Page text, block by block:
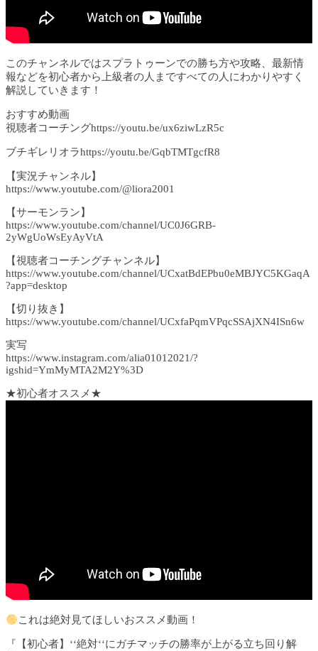
このチャンネルではスプラトゥーンでの勝ち方や攻略、最新情
報などを初心者から上級者の人まですべての人にわかりやすく
解説していきます！
おすすめ動画
視聴者コーチングhttps://youtu.be/ux6ziwLzR5c
ブチギレリオラhttps://youtu.be/GqbTMTgcfR8
【実況チャンネル】
https://www.youtube.com/@liora2001
【サーモンラン】
https://www.youtube.com/channel/UC0J6GRB-
2yWgUoWsEyAyVtA
【視聴者コーチングチャンネル】
https://www.youtube.com/channel/UCxatBdEPbu0eMBJYC5KGaqA
?app=desktop
【切り抜き】
https://www.youtube.com/channel/UCxfaPqmVPqcSSAjXN4ISn6w
実写
https://www.instagram.com/alia01012021/?
igshid=YmMyMTA2M2Y%3D
★初心者オススメ★
これは絶対見てほしいおススメ動画！
『【初心者】‘‘絶対‘‘にガチマッチの勝率が上がる立ち回り解